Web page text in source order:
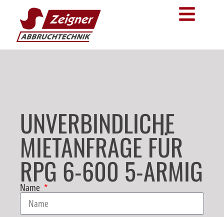
UNVERBINDLICHE
MIETANFRAGE FÜR
RPG 6-600 5-ARMIG
Name